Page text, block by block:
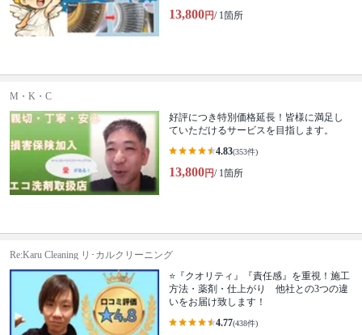
13,800円/ 1箇所
M・K・C
好評につき特別価格延長！皆様に満足し
ていただけるサービスを目指します。
4.83(353件)
13,800円/ 1箇所
Re:Karu Cleaning リ･カルクリーニング
⭐『クオリティ』『責任感』を重視！施工
方法・薬剤・仕上がり 他社との3つの違
いをお届け致します！
4.77(438件)